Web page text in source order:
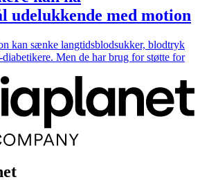
udelukkende med motion
kan sænke langtidsblodsukker, blodtryk
Men de har brug for støtte for